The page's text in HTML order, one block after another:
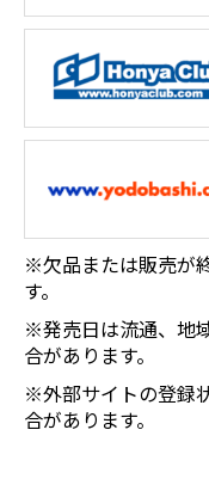
※欠品または販売が
す。
※発売日は流通、地
合があります。
※外部サイトの登録
合があります。